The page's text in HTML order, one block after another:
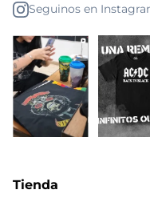
Seguinos en
Tienda